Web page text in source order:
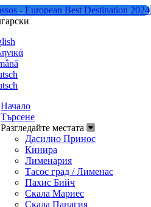
Начало
Търсене
Разгледайте местата
Дасилио Принос
Кинира
Лименария
Тасос град / Лименас
Пахис Бийч
Скала Мариес
Скала Панагия